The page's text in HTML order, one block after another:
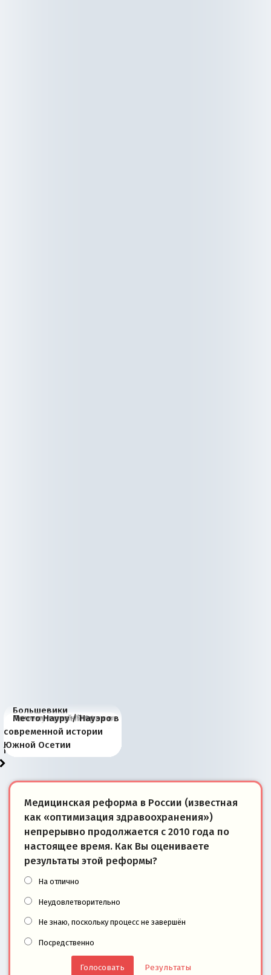
Большевики
отличаются от «Яблока»
тем, что они -
победители
Киевская марионетка
Запада рассказала о
«переобувании» хозяев
В России назрели
перемены: 15 шагов к
суверенной экономике
Миграционный пожар
Европы
Россия начинает
сбрасывать балласт
Анкориджа
Россия зимой 1904
года: первые уступки во
внутренней политике
Русская нация вчера и
сегодня
Почему правый крах в
Варшаве не поможет её
отношениям с Россией?
Место Науру / Науэро в
современной истории
Южной Осетии
Медицинская реформа в России (известная
как «оптимизация здравоохранения»)
непрерывно продолжается с 2010 года по
настоящее время. Как Вы оцениваете
результаты этой реформы?
На отлично
Неудовлетворительно
Не знаю, поскольку процесс не завершён
Посредственно
Результаты